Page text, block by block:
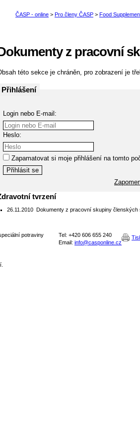
z pracovní
této sekce je chráněn, pro zobrazení je
Přihlášení
Login nebo E-mail:
Heslo:
Zapamatovat si moje přihlášení na tomto
tvrzení
26.11.2010 Dokumenty z pracovní skupiny členských
potraviny
Tel: +420 606 655 240
Email: info@casponline.cz